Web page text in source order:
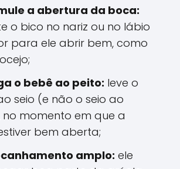
a abertura da boca:
o bico no nariz ou no lábio
para ele abrir bem, como
o bebê ao peito: leve o
seio (e não o seio ao
no momento em que a
bem aberta;
amplo: ele